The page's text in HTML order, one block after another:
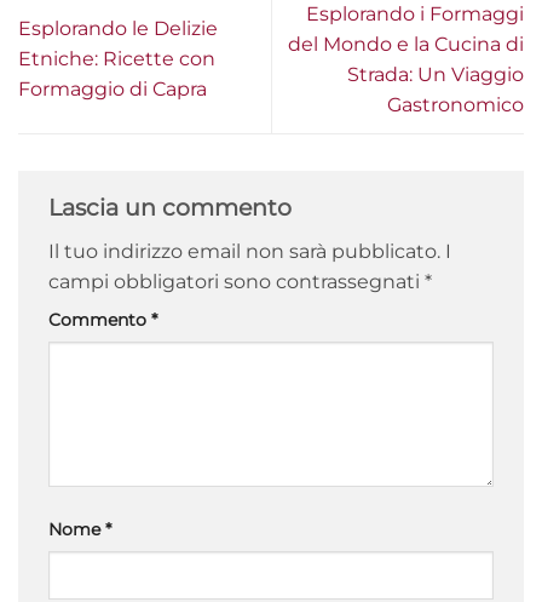
Esplorando le Delizie
Etniche: Ricette con
Formaggio di Capra
Esplorando i Formaggi
del Mondo e la Cucina di
Strada: Un Viaggio
Gastronomico
Lascia un commento
Il tuo indirizzo email non sarà pubblicato. I
campi obbligatori sono contrassegnati *
Commento *
Nome*